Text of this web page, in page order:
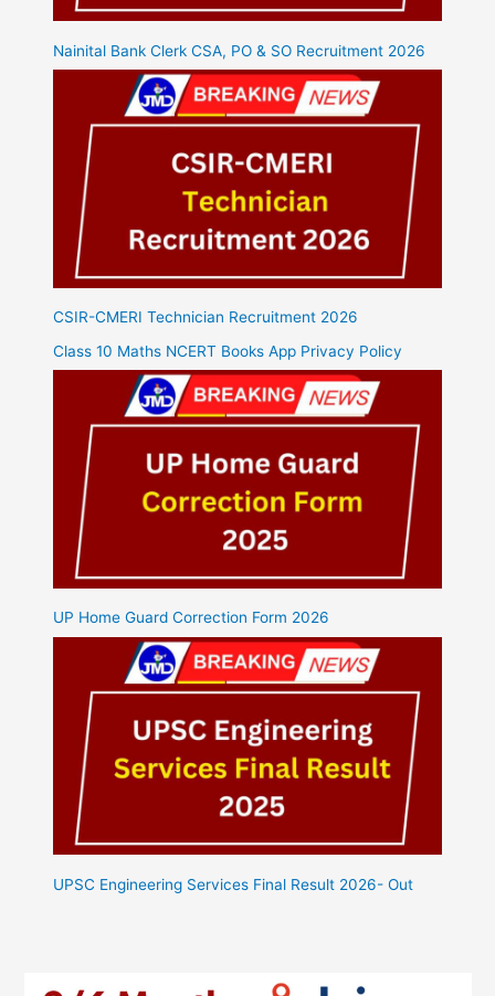
Nainital Bank Clerk CSA, PO & SO Recruitment 2026
CSIR-CMERI Technician Recruitment 2026
Class 10 Maths NCERT Books App Privacy Policy
UP Home Guard Correction Form 2026
UPSC Engineering Services Final Result 2026- Out